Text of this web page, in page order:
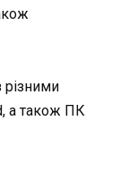
різними
а також ПК